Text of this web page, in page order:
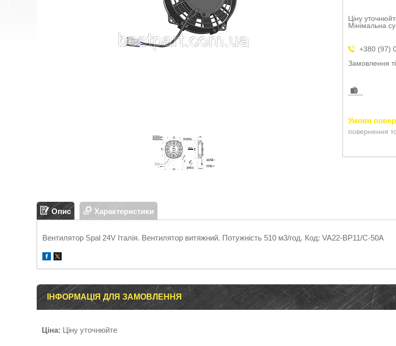
Ціну
Мінімальна
+380 (97)
Замовлення
повернення
Опис Характеристики
Вентилятор Spal 24V Італія. Вентилятор витяжний. Потужність 510 м3/год. Код: VA22-BP11/C-50A
ІНФОРМАЦІЯ ДЛЯ ЗАМОВЛЕННЯ
Ціна: Ціну уточнюйте